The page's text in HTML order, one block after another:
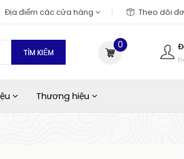
Địa điểm các cửa hàng Theo dõi
TÌM KIẾM
0
Thương hiệu